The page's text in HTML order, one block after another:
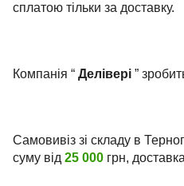
сплатою тільки за доставку.
Компанія “ Делівері ”
Самовивіз зі складу в
суму від 25 000 грн,